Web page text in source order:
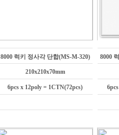
8000 럭키 정사각 단합(MS-M-320)
210x210x70mm
6pcs x 12poly = 1CTN(72pcs)
8000